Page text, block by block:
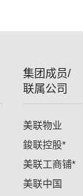
集团成员/
联属公司
美联物业
鋑联控股*
美联工商铺*
美联中国